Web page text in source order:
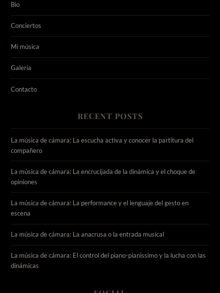
Bio
Conciertos
Mi música
Galería
Contacto
RECENT POSTS
La música de cámara: La escucha activa y conocer la partitura del
compañero
La música de cámara: La encrucijada de la dinámica y el choque de
opiniones
La música de cámara: La performance y el lenguaje del gesto en
escena
La música de cámara: La anacrusa o la entrada musical
La música de cámara: El control del piano-pianissimo y la lucha con las
dinámicas